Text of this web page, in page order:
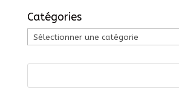
Catégories
Catégories